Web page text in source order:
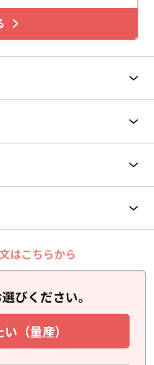
はこちらから
びください。
（量産）